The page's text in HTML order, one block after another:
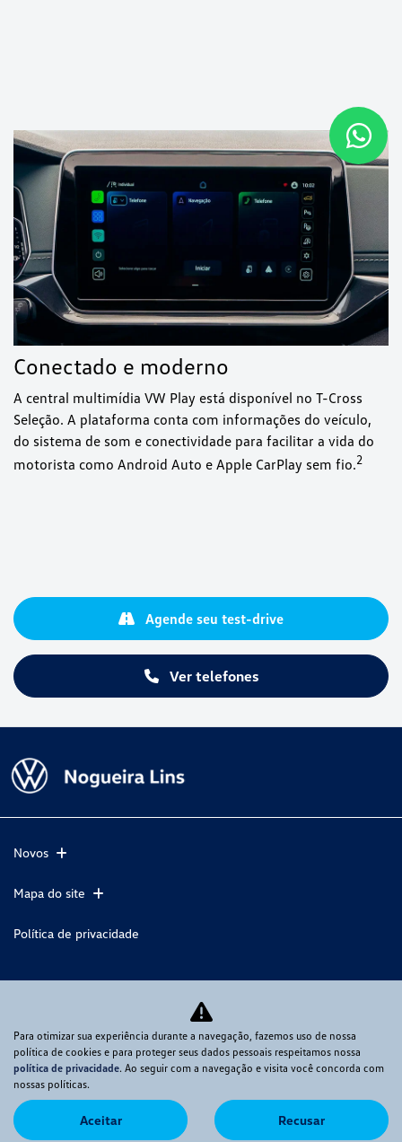
Conectado e moderno
A central multimídia VW Play está disponível no T-Cross
Seleção. A plataforma conta com informações do veículo,
do sistema de som e conectividade para facilitar a vida do
motorista como Android Auto e Apple CarPlay sem fio.⁠2
Ver telefones
Agende seu test-drive
Novos
Mapa do site
Política de privacidade
NOGUEIRA LINS VEICULOS PEÇAS E SERVIÇOS LTDA
CNPJ: 30.614.805/0005-10
No trânsito, enxergar o outro salva
Para otimizar sua experiência durante a navegação, fazemos uso de nossa
política de cookies e para proteger seus dados pessoais respeitamos nossa
política de privacidade. Ao seguir com a navegação e visita você concorda com
nossas políticas.
Aceitar Recusar